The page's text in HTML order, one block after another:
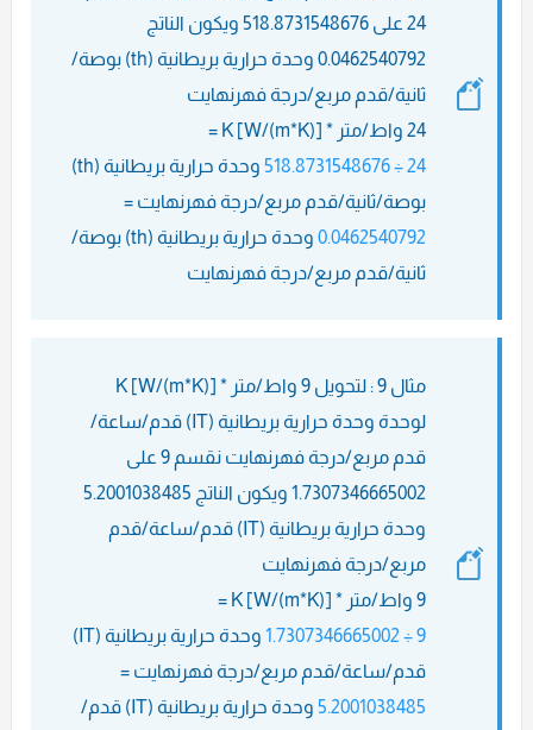
24 على 518.8731548676 ويكون الناتج
0.0462540792 وحدة حرارية بريطانية (th) بوصة/
ثانية/قدم مربع/درجة فهرنهايت
24 واط/متر * K [W/(m*K)] =
24 ÷ 518.8731548676
وحدة حرارية بريطانية (th)
بوصة/ثانية/قدم مربع/درجة فهرنهايت =
0.0462540792
وحدة حرارية بريطانية (th) بوصة/
ثانية/قدم مربع/درجة فهرنهايت
مثال 9 : لتحويل 9 واط/متر * K [W/(m*K)]
لوحدة وحدة حرارية بريطانية (IT) قدم/ساعة/
قدم مربع/درجة فهرنهايت نقسم 9 على
1.7307346665002 ويكون الناتج 5.2001038485
وحدة حرارية بريطانية (IT) قدم/ساعة/قدم
مربع/درجة فهرنهايت
9 واط/متر * K [W/(m*K)] =
9 ÷ 1.7307346665002
وحدة حرارية بريطانية (IT)
قدم/ساعة/قدم مربع/درجة فهرنهايت =
5.2001038485
وحدة حرارية بريطانية (IT) قدم/